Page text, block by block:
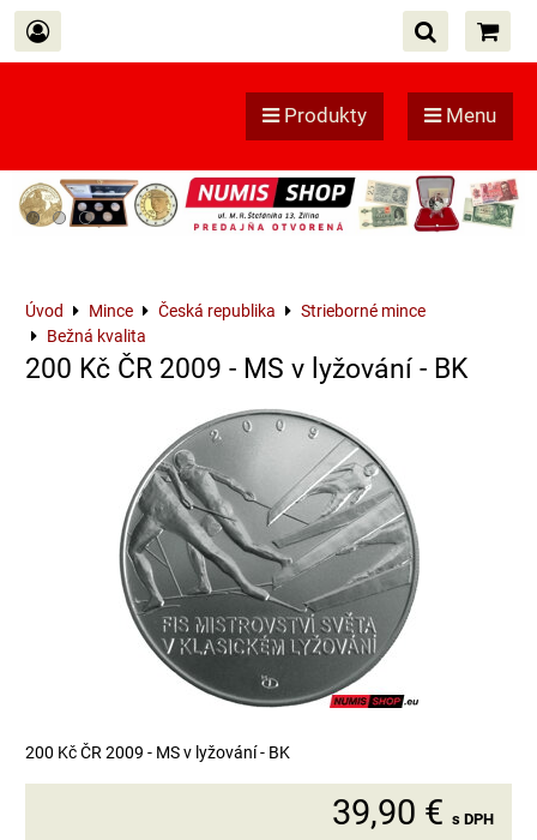
Produkty Menu
Úvod Mince Česká republika
Strieborné mince
Bežná kvalita
200 Kč ČR 2009 - MS v lyžování - BK
200 Kč ČR 2009 - MS v lyžování - BK
39,90 € s DPH